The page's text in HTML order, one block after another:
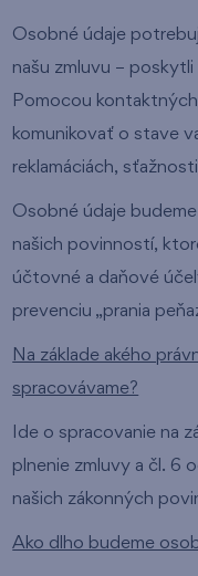
Osobné údaje
našu zmluvu –
Pomocou
komunikovať o stave
reklamáciách,
Osobné údaje
našich povinností,
účtovné a daňové
prevenciu „prania
Na základe akého
spracovávame?
Ide o spracovanie na
plnenie zmluvy a čl. 6
našich zákonných
Ako dlho budeme